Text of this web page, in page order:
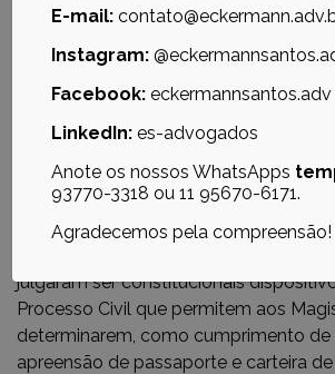
julgaram ser constitucionais
Processo Civil que permitem aos
determinarem, como cumprimento de
apreensão de passaporte e carteira
E-mail:
Instagram:
Facebook: eckermannsantos.adv
LinkedIn: es-advogados
Anote os nossos WhatsApps
93770-3318 ou 11 95670-6171.
Agradecemos pela compreensão!